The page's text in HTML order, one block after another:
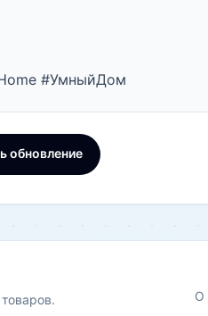
#УмныйДом
обновление
О